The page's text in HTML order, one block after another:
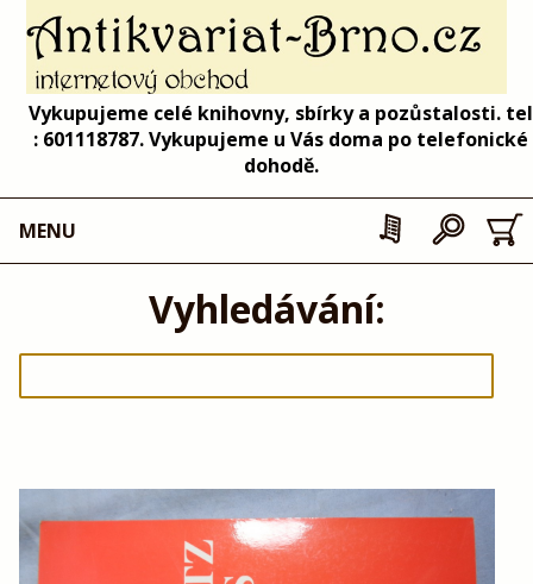
Vykupujeme celé knihovny, sbírky a pozůstalosti. tel
: 601118787. Vykupujeme u Vás doma po telefonické
dohodě.
MENU
Vyhledávání: